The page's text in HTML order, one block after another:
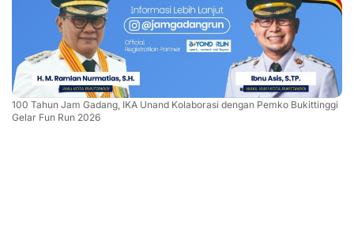
100 Tahun Jam Gadang, IKA Unand Kolaborasi dengan Pemko Bukittinggi
Gelar Fun Run 2026